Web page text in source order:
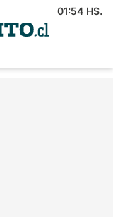
01:54 HS.